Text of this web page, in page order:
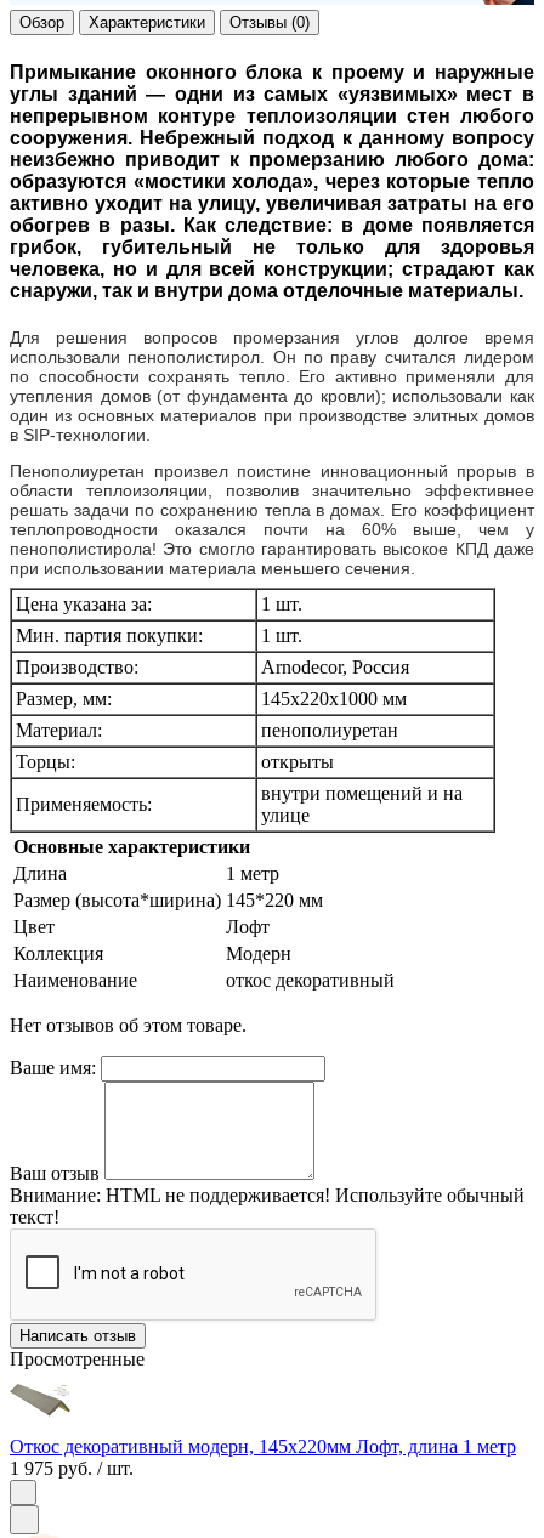
Обзор Характеристики Отзывы (0)
Примыкание оконного блока к проему и наружные
углы зданий — одни из самых «уязвимых» мест в
непрерывном контуре теплоизоляции стен любого
сооружения. Небрежный подход к данному вопросу
неизбежно приводит к промерзанию любого дома:
образуются «мостики холода», через которые тепло
активно уходит на улицу, увеличивая затраты на его
обогрев в разы. Как следствие: в доме появляется
грибок, губительный не только для здоровья
человека, но и для всей конструкции; страдают как
снаружи, так и внутри дома отделочные материалы.
Для решения вопросов промерзания углов долгое время
использовали пенополистирол. Он по праву считался лидером
по способности сохранять тепло. Его активно применяли для
утепления домов (от фундамента до кровли); использовали как
один из основных материалов при производстве элитных домов
в SIP-технологии.
Пенополиуретан произвел поистине инновационный прорыв в
области теплоизоляции, позволив значительно эффективнее
решать задачи по сохранению тепла в домах. Его коэффициент
теплопроводности оказался почти на 60% выше, чем у
пенополистирола! Это смогло гарантировать высокое КПД даже
при использовании материала меньшего сечения.
Цена указана за:
1 шт.
Мин. партия покупки:
1 шт.
Производство:
Arnodecor, Россия
Размер, мм:
145х220х1000 мм
Материал:
пенополиуретан
Торцы:
открыты
Применяемость:
внутри помещений и на
улице
Основные характеристики
Длина
1 метр
Размер (высота*ширина) 145*220 мм
Цвет
Лофт
Коллекция
Модерн
Наименование
откос декоративный
Нет отзывов об этом товаре.
Ваше имя:
Ваш отзыв
Внимание: HTML не поддерживается! Используйте обычный
текст!
Написать отзыв
Просмотренные
Откос декоративный модерн, 145х220мм Лофт, длина 1 метр
1 975 руб. / шт.